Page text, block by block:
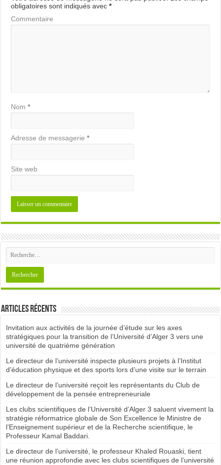
obligatoires sont indiqués avec*
Commentaire
Nom*
Adresse de messagerie*
Site web
Articles récents
Invitation aux activités de la journée d’étude sur les axes
stratégiques pour la transition de l’Université d’Alger 3 vers une
université de quatrième génération
Le directeur de l’université inspecte plusieurs projets à l’Institut
d’éducation physique et des sports lors d’une visite sur le terrain
Le directeur de l’université reçoit les représentants du Club de
développement de la pensée entrepreneuriale
Les clubs scientifiques de l’Université d’Alger 3 saluent vivement la
stratégie réformatrice globale de Son Excellence le Ministre de
l’Enseignement supérieur et de la Recherche scientifique, le
Professeur Kamal Baddari.
Le directeur de l’université, le professeur Khaled Rouaski, tient
une réunion approfondie avec les clubs scientifiques de l’université